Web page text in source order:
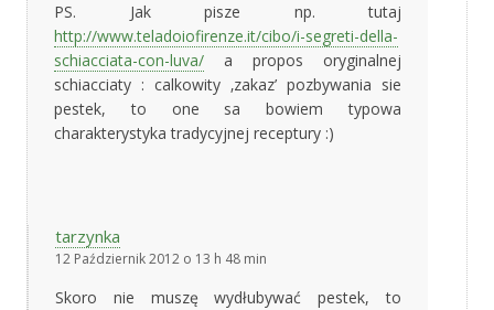
PS. Jak pisze np. tutaj
http://www.teladoiofirenze.it/cibo/i-segreti-della-
schiacciata-con-luva/ a propos oryginalnej
schiacciaty : calkowity ‚zakaz’ pozbywania sie
pestek, to one sa bowiem typowa
charakterystyka tradycyjnej receptury :)
tarzynka
12 Październik 2012 o 13 h 48 min
Skoro nie muszę wydłubywać pestek, to